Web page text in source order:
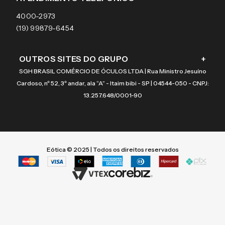
4000-2973
(19) 99879-6454
OUTROS SITES DO GRUPO +
SGH BRASIL COMÉRCIO DE ÓCULOS LTDA | Rua Ministro Jesuíno
Cardoso, nº 52, 3º andar, ala “A” - Itaim bibi - SP | 04544-050 - CNPJ:
13.257.648/0001-90
Eótica © 2025 | Todos os direitos reservados